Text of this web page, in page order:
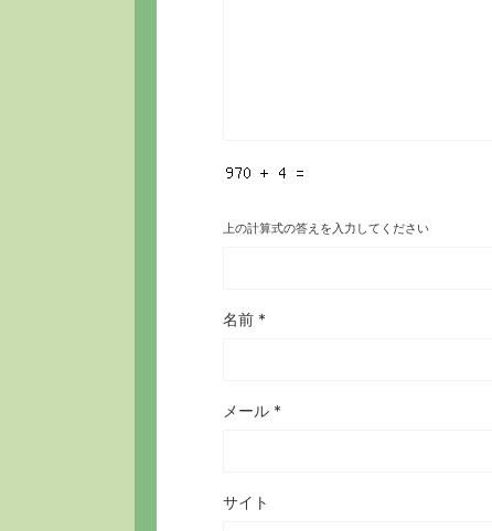
上の計算式の答えを入力してください
名前 *
メール *
サイト